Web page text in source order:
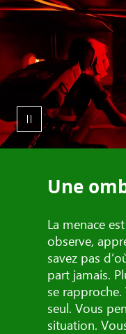
Une
La menace
observe,
savez pas
part jamais.
se rapproche.
seul. Vous
situation.